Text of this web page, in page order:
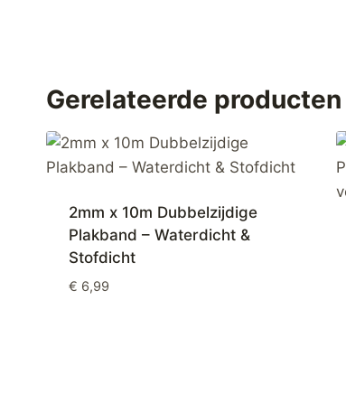
Gerelateerde producten
2mm x 10m Dubbelzijdige
Plakband – Waterdicht &
Stofdicht
€ 6,99